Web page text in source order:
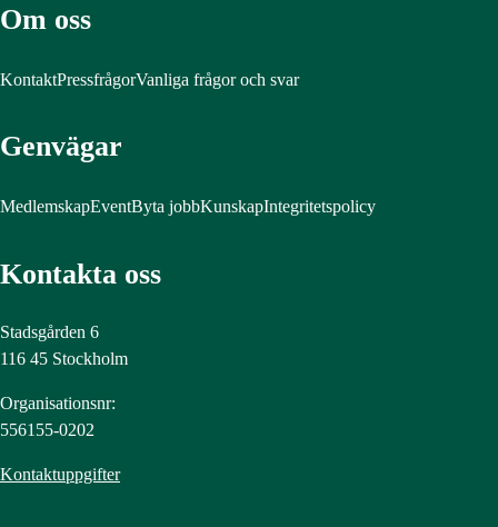
Om oss
KontaktPressfrågorVanliga frågor och svar
Genvägar
MedlemskapEventByta jobbKunskapIntegritetspolicy
Kontakta oss
Stadsgården 6
116 45 Stockholm
Organisationsnr:
556155-0202
Kontaktuppgifter